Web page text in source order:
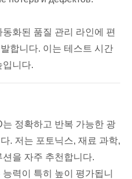
동화된 품질 관리 라인에 편
합니다. 이는 테스트 시간
입니다.
정확하고 반복 가능한 광
. 저는 포토닉스, 재료 과학,
을 자주 추천합니다.
력이 특히 높이 평가됩니